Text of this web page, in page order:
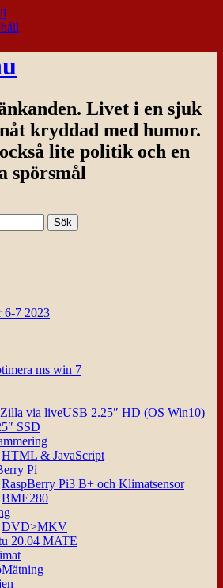
Livet i en sjuk
kryddad med humor.
lite politik och en
spörsmål
6-7 2023
ms win 7
via liveUSB 2.25″ HD (OS Win10)
SSD
HTML & JavaScript
Pi
RaspBerry Pi3 B+ och Klimatsensor
BME280
DVD>MKV
20.04 MATE